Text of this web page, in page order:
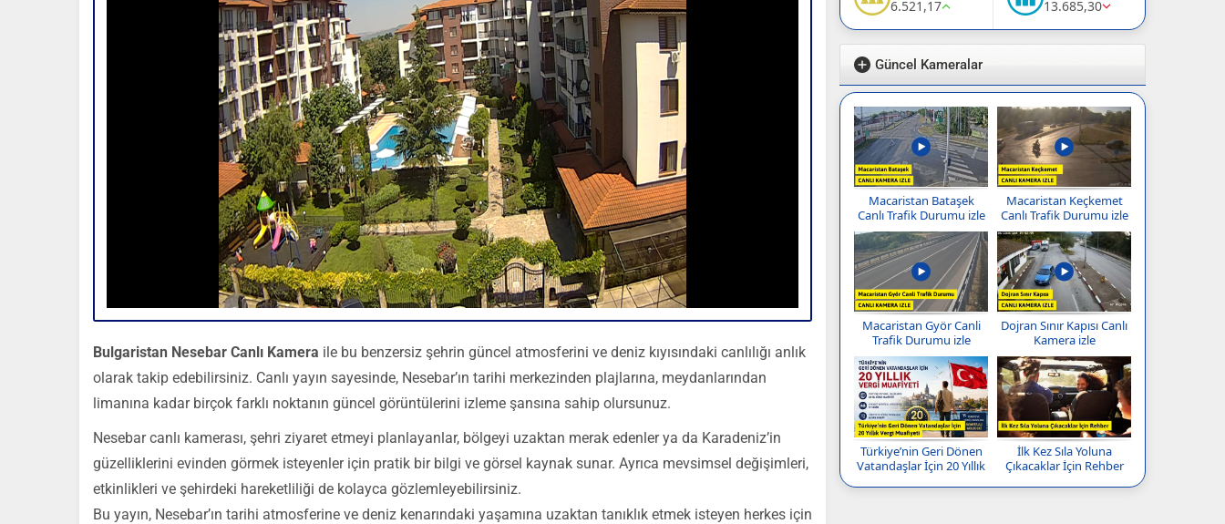
Bulgaristan Nesebar Canlı Kamera ile bu benzersiz şehrin güncel atmosferini ve deniz kıyısındaki canlılığı anlık
olarak takip edebilirsiniz. Canlı yayın sayesinde, Nesebar’ın tarihi merkezinden plajlarına, meydanlarından
limanına kadar birçok farklı noktanın güncel görüntülerini izleme şansına sahip olursunuz.
Nesebar canlı kamerası, şehri ziyaret etmeyi planlayanlar, bölgeyi uzaktan merak edenler ya da Karadeniz’in
güzelliklerini evinden görmek isteyenler için pratik bir bilgi ve görsel kaynak sunar. Ayrıca mevsimsel değişimleri,
etkinlikleri ve şehirdeki hareketliliği de kolayca gözlemleyebilirsiniz.
Bu yayın, Nesebar’ın tarihi atmosferine ve deniz kenarındaki yaşamına uzaktan tanıklık etmek isteyen herkes için
6.521,17
13.685,30
Güncel Kameralar
Macaristan Bataşek
Canlı Trafik Durumu izle
Macaristan Keçkemet
Canlı Trafik Durumu izle
Macaristan Györ Canli
Trafik Durumu izle
Dojran Sınır Kapısı Canlı
Kamera izle
Türkiye’nin Geri Dönen
Vatandaşlar İçin 20 Yıllık
İlk Kez Sıla Yoluna
Çıkacaklar İçin Rehber